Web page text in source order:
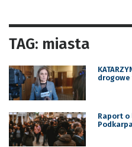
TAG: miasta
drogowe
Raport